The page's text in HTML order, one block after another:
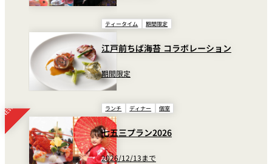
ティータイム 期間限定
江戸前ちば海苔 コラボレーション
期間限定
ランチ ディナー 個室
七五三プラン2026
2026/12/13まで